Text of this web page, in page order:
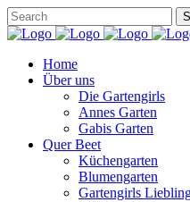
Home
Über uns
Die Gartengirls
Annes Garten
Gabis Garten
Quer Beet
Küchengarten
Blumengarten
Gartengirls